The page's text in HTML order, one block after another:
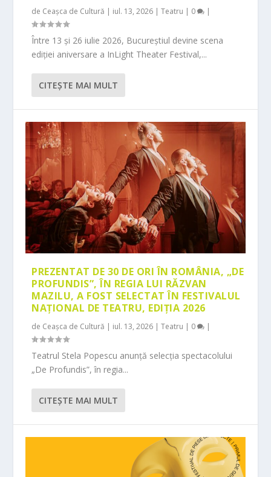
de Ceașca de Cultură | iul. 13, 2026 |Teatru | 0 |
Între 13 și 26 iulie 2026, Bucureștiul devine scena
ediției aniversare a InLight Theater Festival,...
CITEŞTE MAI MULT
PREZENTAT DE 30 DE ORI ÎN ROMÂNIA, „DE
PROFUNDIS”, ÎN REGIA LUI RĂZVAN
MAZILU, A FOST SELECTAT ÎN FESTIVALUL
NAȚIONAL DE TEATRU, EDIȚIA 2026
de Ceașca de Cultură | iul. 13, 2026 |Teatru | 0 |
Teatrul Stela Popescu anunță selecția spectacolului
„De Profundis”, în regia...
CITEŞTE MAI MULT